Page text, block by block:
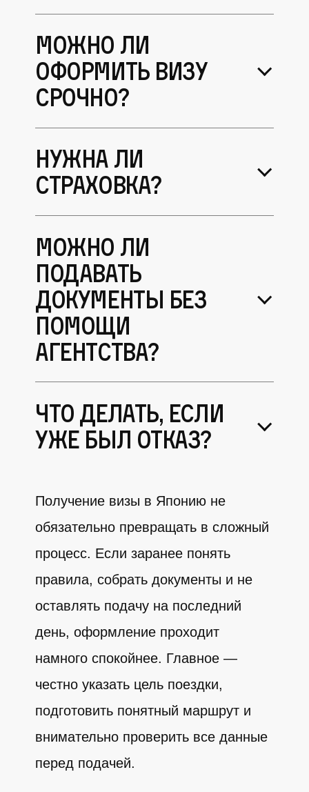
Можно ли
оформить визу
срочно?
Нужна ли
страховка?
Можно ли
подавать
документы без
помощи
агентства?
Что делать, если
уже был отказ?
Получение визы в Японию не
обязательно превращать в сложный
процесс. Если заранее понять
правила, собрать документы и не
оставлять подачу на последний
день, оформление проходит
намного спокойнее. Главное —
честно указать цель поездки,
подготовить понятный маршрут и
внимательно проверить все данные
перед подачей.